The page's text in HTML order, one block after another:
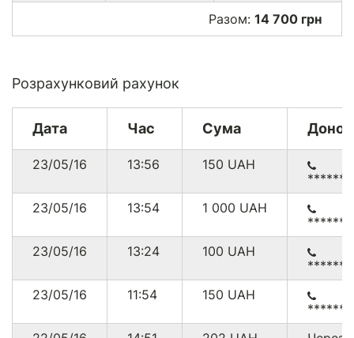
Разом: 14 700 грн
Розрахунковий рахунок
Дата Час Сума Донор
23/05/16 13:56 150 UAH
23/05/16
13:54 1 000 UAH
23/05/16
13:24 100 UAH
23/05/16
11:54 150 UAH